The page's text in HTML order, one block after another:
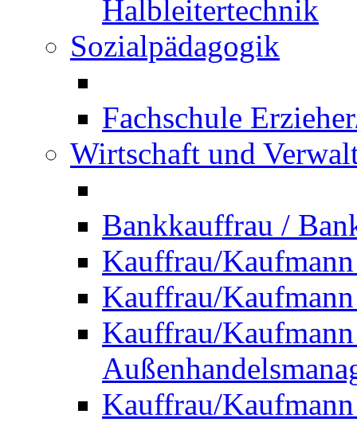
Halbleitertechnik
Sozialpädagogik
Fachschule
Wirtschaft und
Bankkauffrau /
Kauffrau/
Kauffrau/
Kauffrau/
Kauffrau/